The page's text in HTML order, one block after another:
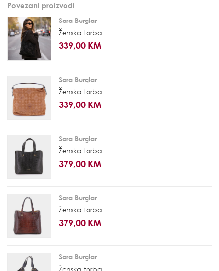
Povezani proizvodi
Sara Burglar
Ženska torba
339,00 KM
Sara Burglar
Ženska torba
339,00 KM
Sara Burglar
Ženska torba
379,00 KM
Sara Burglar
Ženska torba
379,00 KM
Sara Burglar
Ženska torba